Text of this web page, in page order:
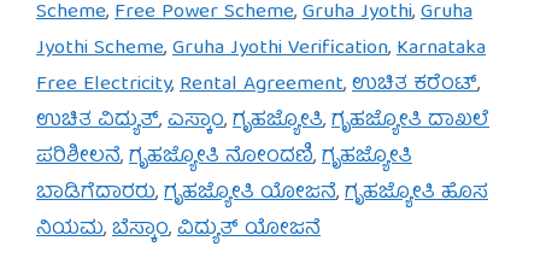
Scheme,Free Power Scheme,Gruha Jyothi,Gruha
Jyothi Scheme,Gruha Jyothi Verification,Karnataka
Free Electricity,Rental Agreement,ಉಚಿತ ಕರೆಂಟ್,
ಉಚಿತ ವಿದ್ಯುತ್,ಎಸ್ಕಾಂ,ಗೃಹಜ್ಯೋತಿ,ಗೃಹಜ್ಯೋತಿ ದಾಖಲೆ
ಪರಿಶೀಲನೆ,ಗೃಹಜ್ಯೋತಿ ನೋಂದಣಿ,ಗೃಹಜ್ಯೋತಿ
ಬಾಡಿಗೆದಾರರು,ಗೃಹಜ್ಯೋತಿ ಯೋಜನೆ,ಗೃಹಜ್ಯೋತಿ ಹೊಸ
ನಿಯಮ,ಬೆಸ್ಕಾಂ,ವಿದ್ಯುತ್ ಯೋಜನೆ